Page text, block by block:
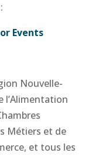
Events
Nouvelle-
l’Alimentation
Métiers et de
et tous les